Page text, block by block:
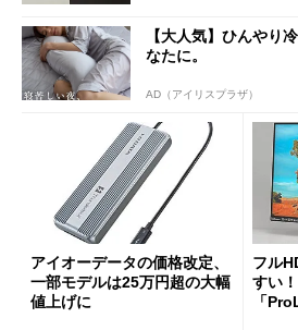
【大人気】ひんやり
なたに。
AD（アイリスプラザ）
アイオーデータの価格改定、
一部モデルは25万円超の大幅
値上げに
フル
すい
「